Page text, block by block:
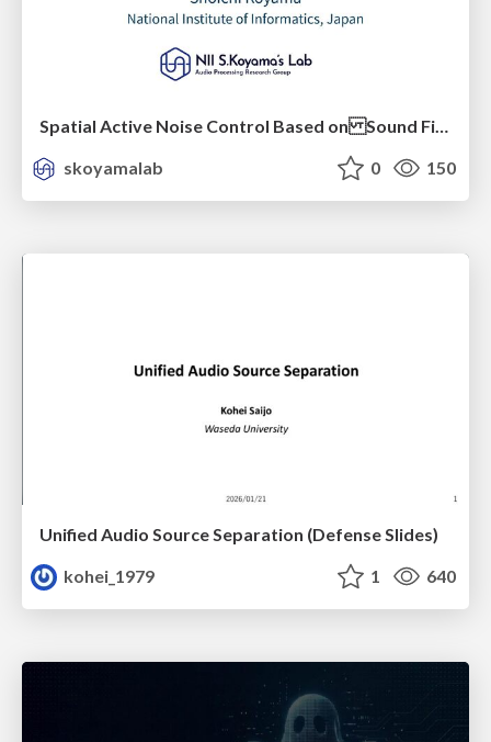
skoyamalab
0 150
Unified Audio Source Separation (Defense Slides)
kohei_1979
1 640